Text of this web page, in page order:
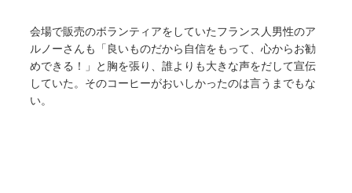
会場で販売のボランティアをしていたフランス人男性のア
ルノーさんも「良いものだから自信をもって、心からお勧
めできる！」と胸を張り、誰よりも大きな声をだして宣伝
していた。そのコーヒーがおいしかったのは言うまでもな
い。